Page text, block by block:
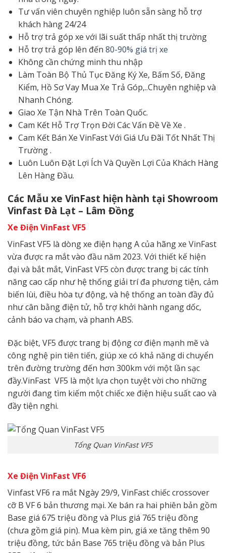
Tư vấn viên chuyên nghiệp luôn sẵn sàng hỗ trợ
khách hàng 24/24
Hỗ trợ trả góp xe với lãi suất thấp nhất thị trường
Hỗ trợ trả góp lên đến 80-90% giá trị xe
Không cần chứng minh thu nhập
Làm Toàn Bộ Thủ Tục Đăng Ký Xe, Bấm Số, Đăng
Kiểm, Hồ Sơ Vay Mua Xe Trả Góp,..Chuyên nghiệp và
Nhanh Chóng.
Giao Xe Tận Nhà Trên Toàn Quốc.
Cam Kết Hỗ Trợ Trọn Đời Các Vấn Đề Về Xe .
Cam Kết Bán Xe VinFast Với Giá Ưu Đãi Tốt Nhất Thị
Trường .
Luôn Luôn Đặt Lợi Ích Và Quyền Lợi Của Khách Hàng
Lên Hàng Đầu.
Các Mẫu xe VinFast hiện hành tại Showroom
Vinfast Đà Lạt – Lâm Đồng
Xe Điện VinFast VF5
VinFast VF5 là dòng xe điện hạng A của hãng xe VinFast
vừa được ra mắt vào đầu năm 2023. Với thiết kế hiện
đại và bắt mắt, VinFast VF5 còn được trang bị các tính
năng cao cấp như hệ thống giải trí đa phương tiện, cảm
biến lùi, điều hòa tự động, và hệ thống an toàn đầy đủ
như cân bằng điện tử, hỗ trợ khởi hành ngang dốc,
cảnh báo va chạm, và phanh ABS.
Đặc biệt, VF5 được trang bị động cơ điện mạnh mẽ và
công nghệ pin tiên tiến, giúp xe có khả năng di chuyển
trên đường trường đến hơn 300km với một lần sạc
đầy.VinFast VF5 là một lựa chọn tuyệt vời cho những
người đang tìm kiếm một chiếc xe điện hiệu suất cao và
đầy tiện nghi.
Tổng Quan VinFast VF5
Xe Điện VinFast VF6
Vinfast VF6 ra mắt Ngày 29/9, VinFast chiếc crossover
cỡ B VF 6 bản thương mại. Xe bán ra hai phiên bản gồm
Base giá 675 triệu đồng và Plus giá 765 triệu đồng
(chưa gồm giá pin). Mua kèm pin, giá xe tăng thêm 90
triệu đồng, tức bản Base 765 triệu đồng và bản Plus